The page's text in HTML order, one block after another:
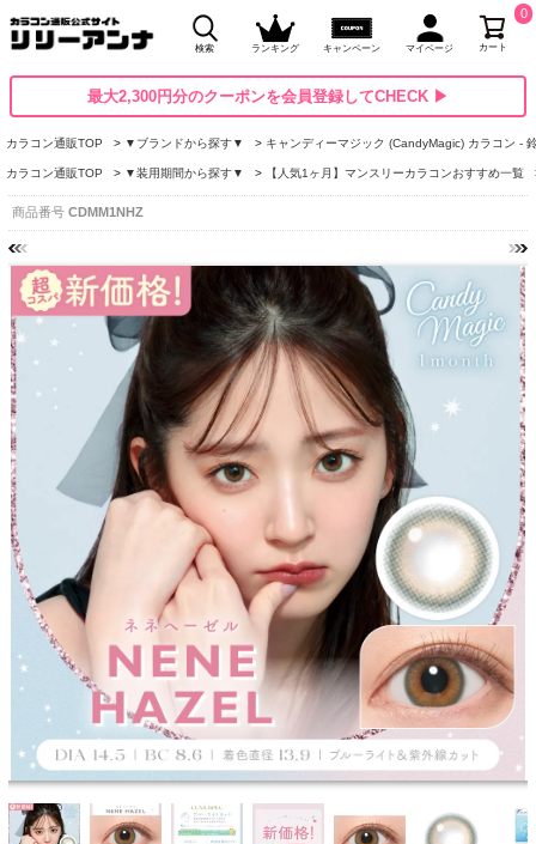
検索 ランキング キャンペーン マイページ カート
0
最大2,300円分のクーポンを会員登録してCHECK ▶
カラコン通販TOP ▼ブランドから探す▼ キャンディーマジック (CandyMagic) カラコン -
カラコン通販TOP ▼装用期間から探す▼ 【人気1ヶ月】マンスリーカラコンおすすめ一覧
商品番号 CDMM1NHZ